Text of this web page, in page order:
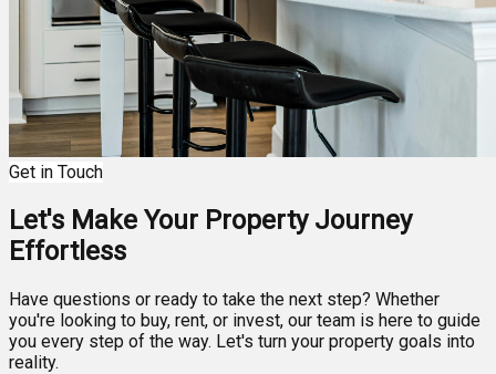
Get in Touch
Let's Make Your Property Journey
Effortless
Have questions or ready to take the next step? Whether
you're looking to buy, rent, or invest, our team is here to guide
you every step of the way. Let's turn your property goals into
reality.